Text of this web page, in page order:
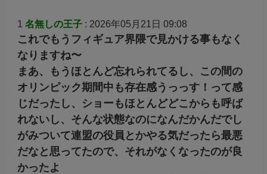
1 名無しの王子: 2026年05月21日 09:08
これでもうフィギュア界隈で見かける事もなく
なりますね〜
まあ、もうほとんど忘れられてるし、この間の
オリンピック期間中も存在感うっっす！って感
じだったし、ショーもほとんどどこからも呼ば
れないし、そんな状態なのになんだかんだでし
がみついて連盟の役員とかやる気だったら最悪
だなと思ってたので、それがなくなったのが良
かったよ